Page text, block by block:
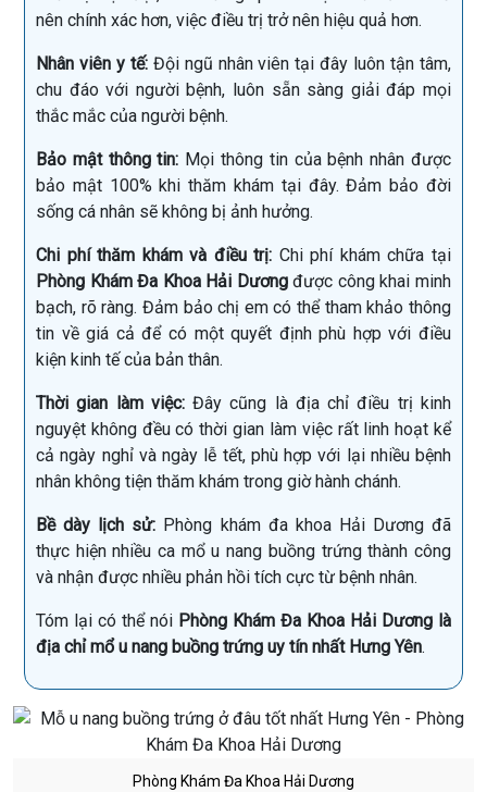
nên chính xác hơn, việc điều trị trở nên hiệu quả hơn.
Nhân viên y tế:Đội ngũ nhân viên tại đây luôn tận tâm,
chu đáo với người bệnh, luôn sẵn sàng giải đáp mọi
thắc mắc của người bệnh.
Bảo mật thông tin: Mọi thông tin của bệnh nhân được
bảo mật 100% khi thăm khám tại đây. Đảm bảo đời
sống cá nhân sẽ không bị ảnh hưởng.
Chi phí thăm khám và điều trị: Chi phí khám chữa tại
Phòng Khám Đa Khoa Hải Dươngđược công khai minh
bạch, rõ ràng. Đảm bảo chị em có thể tham khảo thông
tin về giá cả để có một quyết định phù hợp với điều
kiện kinh tế của bản thân.
Thời gian làm việc:Đây cũng là địa chỉ điều trị kinh
nguyệt không đều có thời gian làm việc rất linh hoạt kể
cả ngày nghỉ và ngày lễ tết, phù hợp với lại nhiều bệnh
nhân không tiện thăm khám trong giờ hành chánh.
Bề dày lịch sử: Phòng khám đa khoa Hải Dương đã
thực hiện nhiều ca mổ u nang buồng trứng thành công
và nhận được nhiều phản hồi tích cực từ bệnh nhân.
Tóm lại có thể nói Phòng Khám Đa Khoa Hải Dương là
địa chỉ mổ u nang buồng trứng uy tín nhất Hưng Yên.
Phòng Khám Đa Khoa Hải Dương